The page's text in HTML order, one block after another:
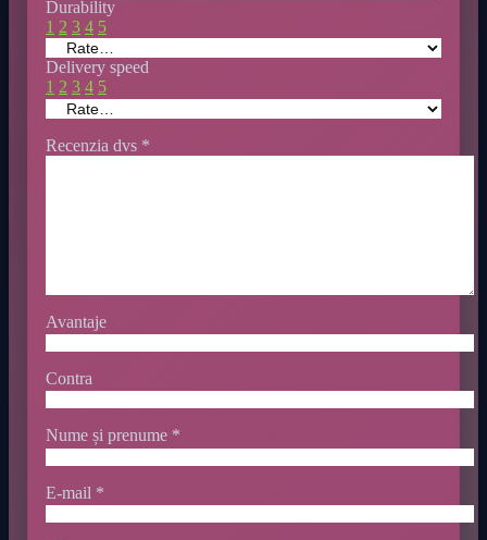
Durability
1 2 3 4 5
Delivery speed
1 2 3 4 5
Recenzia dvs *
Avantaje
Contra
Nume și prenume *
E-mail *